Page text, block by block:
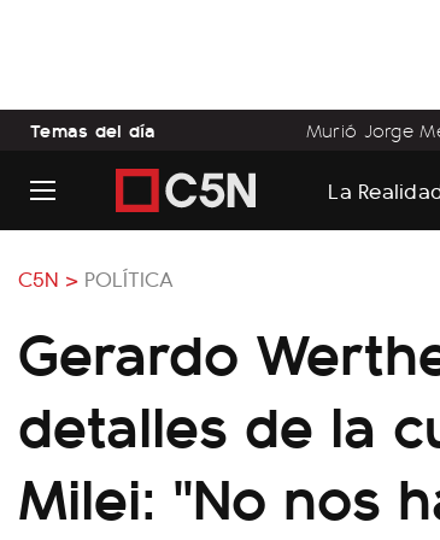
Temas del día Murió Jorge
La
C5N > POLÍTICA
Gerardo
detalles de la
Milei: "No nos